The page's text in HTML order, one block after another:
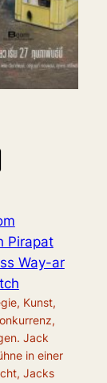
Pirapat
Way-ar
Kunst,
Jack
in einer
Jacks